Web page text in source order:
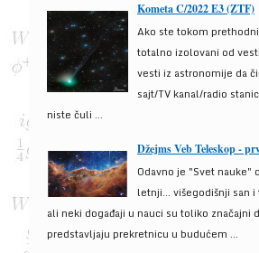
Kometa C/2022 E3 (ZTF)
Ako ste tokom
totalno izolovani od
vesti iz astronomije da
sajt/TV kanal/radio
niste čuli ...
Džejms Veb Teleskop -
Odavno je "Svet nauke"
letnji... višegodišnji san
ali neki događaji u nauci su toliko značajni
predstavljaju prekretnicu u budućem ...